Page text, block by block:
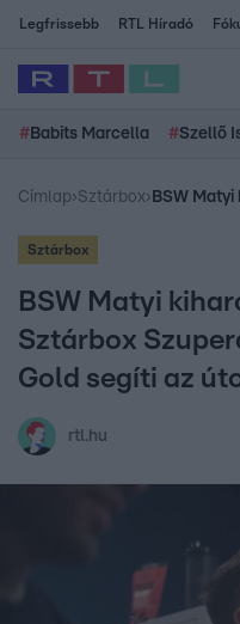
Legfrissebb RTL Híradó
# Babits Marcella #Szellő
Címlap›Sztárbox›
Sztárbox
BSW Matyi
Sztárbox
Gold segíti az
rtl.hu